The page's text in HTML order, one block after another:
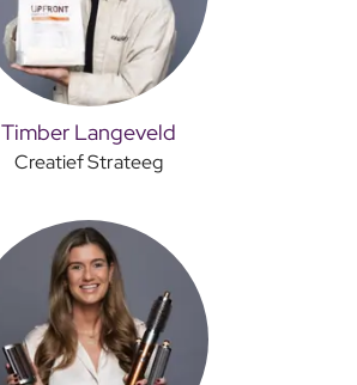
Timber Langeveld
Creatief Strateeg